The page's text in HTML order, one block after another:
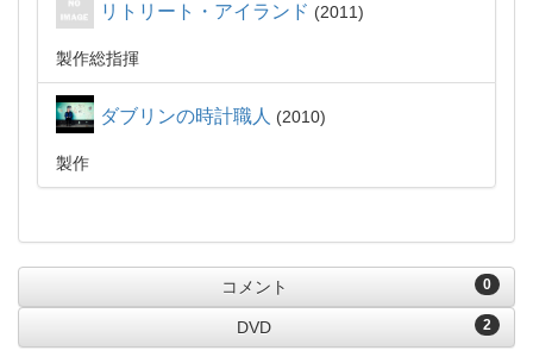
リトリート・アイランド 2011
製作総指揮
ダブリンの時計職人 2010
製作
0
コメント
2
DVD